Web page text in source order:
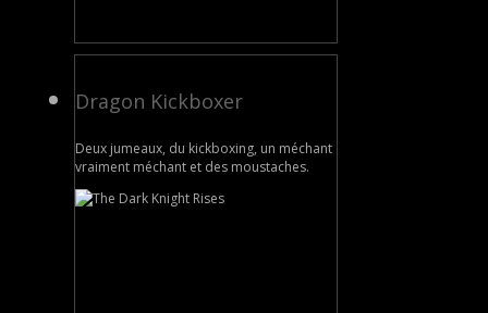
Dragon Kickboxer
Deux jumeaux, du kickboxing, un méchant
vraiment méchant et des moustaches.